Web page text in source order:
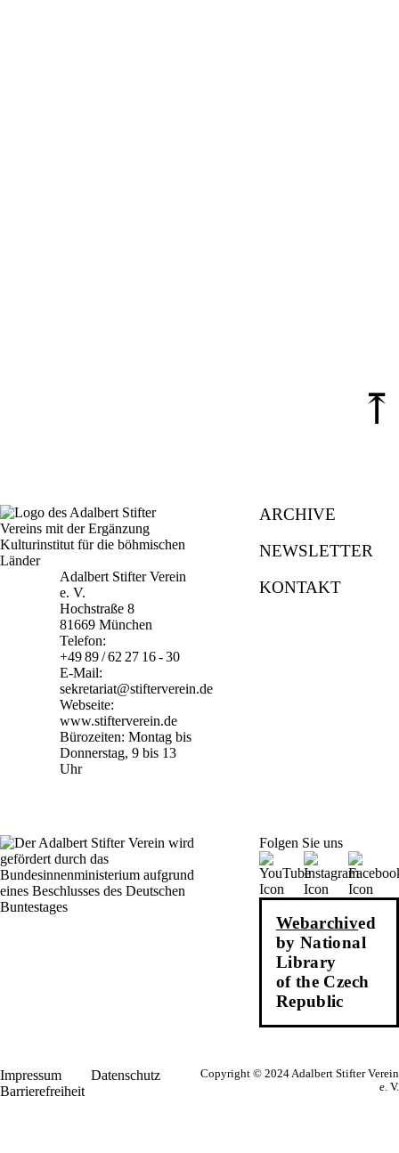
⤒
Adalbert Stifter Verein
e. V.
Hochstraße 8
81669 München
Telefon:
+49 89 / 62 27 16 - 30
E-Mail:
sekretariat@stifterverein.de
Webseite:
www.stifterverein.de
Bürozeiten: Montag bis
Donnerstag, 9 bis 13
Uhr
ARCHIVE
NEWSLETTER
KONTAKT
Folgen Sie uns
Webarchived
by National
Library
of the Czech
Republic
Impressum
Datenschutz
Barrierefreiheit
Copyright © 2024 Adalbert Stifter Verein
e. V.